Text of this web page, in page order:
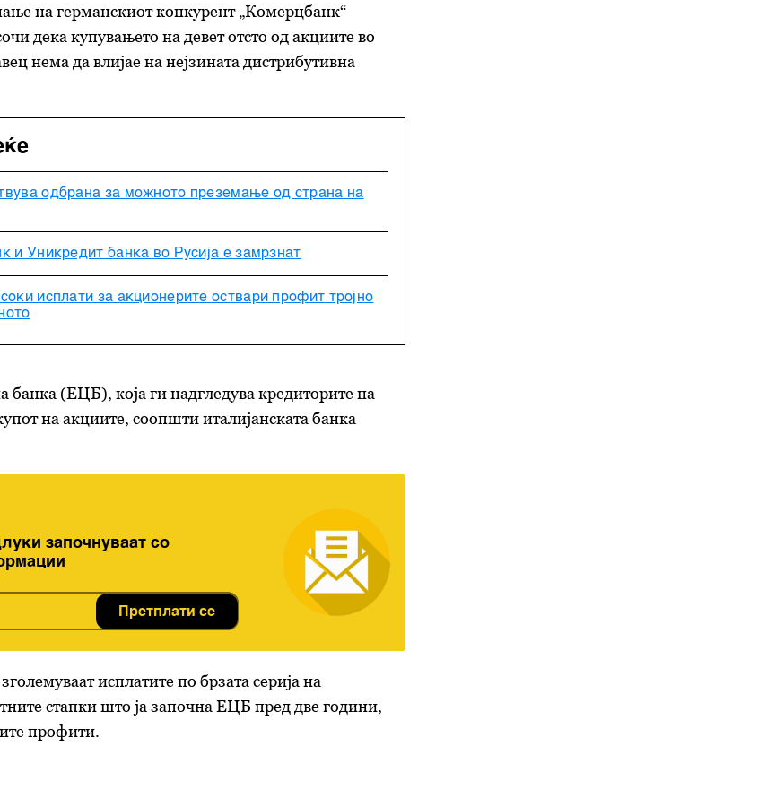
на германскиот конкурент „Комерцбанк“
дека купувањето на девет отсто од акциите во
нема да влијае на нејзината дистрибутивна
одбрана за можното преземање од страна на
и Уникредит банка во Русија е замрзнат
исплати за акционерите оствари профит тројно
банка (ЕЦБ), која ги надгледува кредиторите на
на акциите, соопшти италијанската банка
започнуваат со
Претплати се
исплатите по брзата серија на
стапки што ја започна ЕЦБ пред две години,
профити.